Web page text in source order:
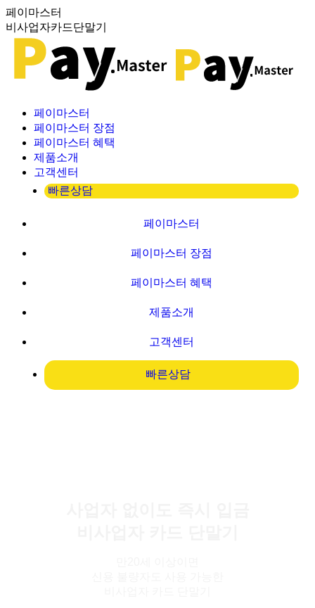
Skip
to
content
페이마스터
비사업자카드단말기
페이마스터
페이마스터 장점
페이마스터 혜택
제품소개
고객센터
빠른상담
페이마스터
페이마스터 장점
페이마스터 혜택
제품소개
고객센터
빠른상담